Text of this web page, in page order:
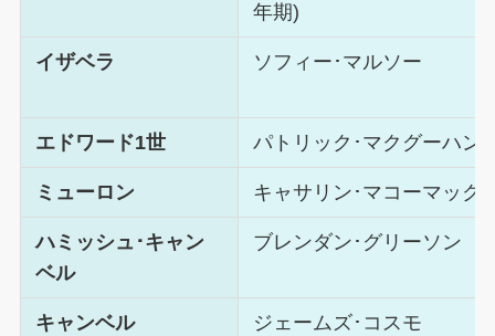
年期)
イザベラ ソフィー･マルソー
エドワード1世 パトリック･マクグーハン
ミューロン キャサリン･マコーマック
ハミッシュ･キャン
ベル
ブレンダン･グリーソン
キャンベル ジェームズ･コスモ